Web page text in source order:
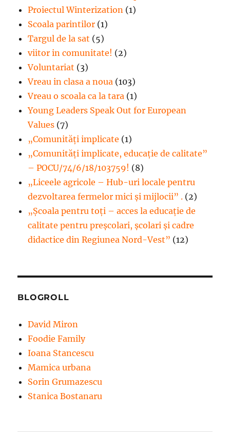
Proiectul Winterization (1)
Scoala parintilor (1)
Targul de la sat (5)
viitor in comunitate! (2)
Voluntariat (3)
Vreau in clasa a noua (103)
Vreau o scoala ca la tara (1)
Young Leaders Speak Out for European
Values (7)
„Comunități implicate (1)
„Comunități implicate, educație de calitate”
– POCU/74/6/18/103759! (8)
„Liceele agricole – Hub-uri locale pentru
dezvoltarea fermelor mici şi mijlocii” . (2)
„Școala pentru toți – acces la educație de
calitate pentru preșcolari, școlari și cadre
didactice din Regiunea Nord-Vest” (12)
BLOGROLL
David Miron
Foodie Family
Ioana Stancescu
Mamica urbana
Sorin Grumazescu
Stanica Bostanaru